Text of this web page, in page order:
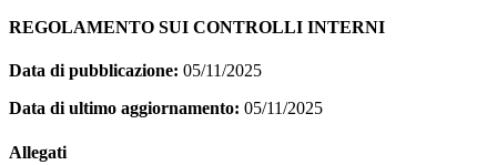
REGOLAMENTO SUI CONTROLLI INTERNI
Data di pubblicazione: 05/11/2025
Data di ultimo aggiornamento: 05/11/2025
Allegati